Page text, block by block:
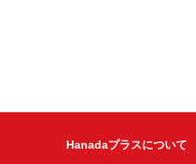
Hanadaプラスについて